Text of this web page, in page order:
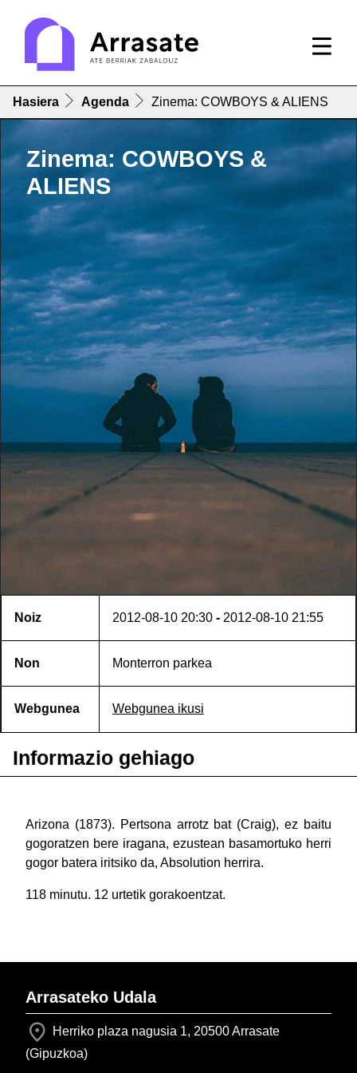
Hasiera Agenda Zinema: COWBOYS & ALIENS
Zinema: COWBOYS &
ALIENS
Noiz 2012-08-10 20:30 - 2012-08-10 21:55
Non Monterron parkea
Webgunea Webgunea ikusi
Informazio gehiago
Arizona (1873). Pertsona arrotz bat (Craig), ez baitu
gogoratzen bere iragana, ezustean basamortuko herri
gogor batera iritsiko da, Absolution herrira.
118 minutu. 12 urtetik gorakoentzat.
Arrasateko Udala
Herriko plaza nagusia 1, 20500 Arrasate
(Gipuzkoa)